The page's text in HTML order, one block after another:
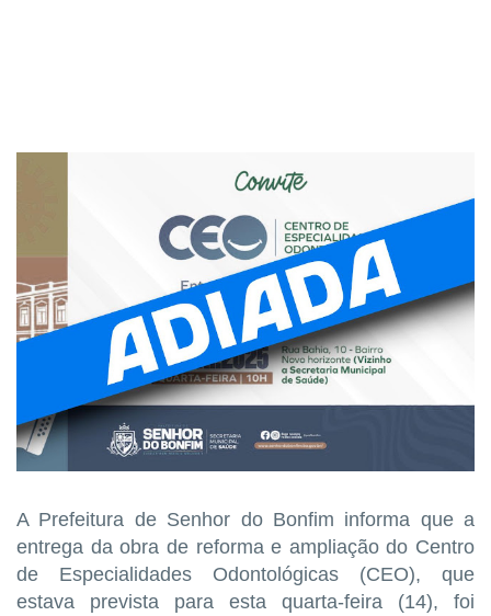
A Prefeitura de Senhor do Bonfim informa que a
entrega da obra de reforma e ampliação do Centro
de Especialidades Odontológicas (CEO), que
estava prevista para esta quarta-feira (14), foi